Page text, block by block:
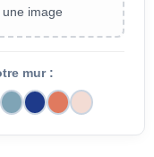
image
mur :